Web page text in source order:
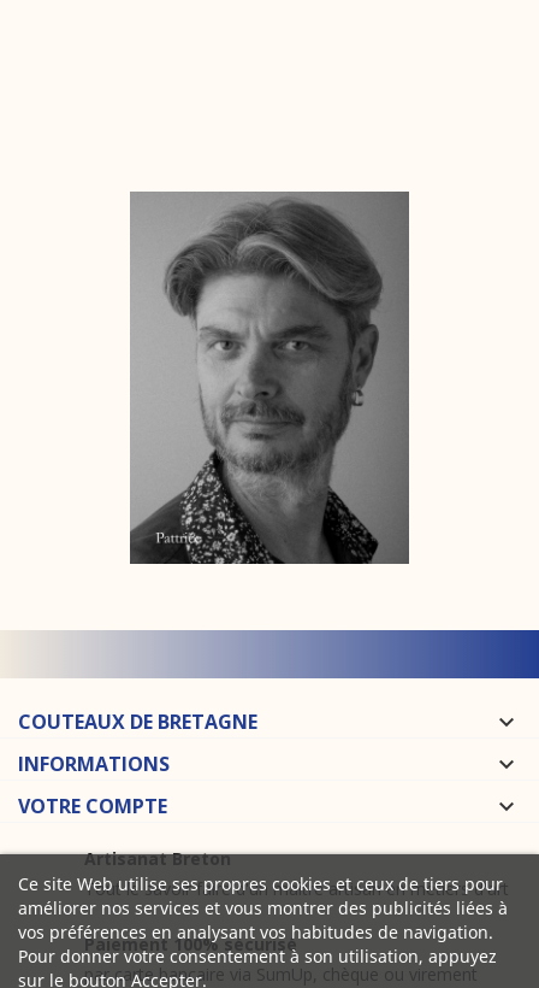
COUTEAUX DE BRETAGNE 
INFORMATIONS 
VOTRE COMPTE 
Ce site Web utilise ses propres cookies et ceux de tiers pour
améliorer nos services et vous montrer des publicités liées à
vos préférences en analysant vos habitudes de navigation.
Pour donner votre consentement à son utilisation, appuyez
sur le bouton Accepter.
Artisanat Breton
Tout le savoir faire d'un maître artisan en métiers d'art
Paiement 100% sécurisé
par carte bancaire via SumUp, chèque ou virement